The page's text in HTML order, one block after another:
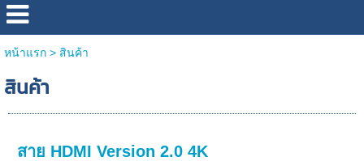
หน้าแรก > สินค้า
สินค้า
สาย HDMI Version 2.0 4K